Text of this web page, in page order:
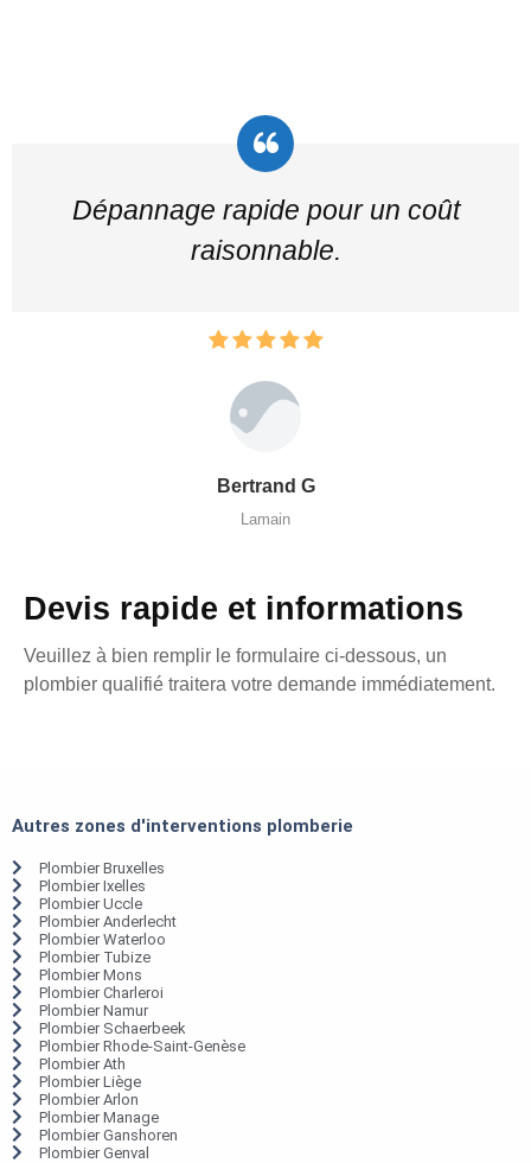
Dépannage rapide pour un coût
raisonnable.
Bertrand G
Lamain
Devis rapide et informations
Veuillez à bien remplir le formulaire ci-dessous, un
plombier qualifié traitera votre demande immédiatement.
Autres zones d'interventions plomberie
Plombier Bruxelles
Plombier Ixelles
Plombier Uccle
Plombier Anderlecht
Plombier Waterloo
Plombier Tubize
Plombier Mons
Plombier Charleroi
Plombier Namur
Plombier Schaerbeek
Plombier Rhode-Saint-Genèse
Plombier Ath
Plombier Liège
Plombier Arlon
Plombier Manage
Plombier Ganshoren
Plombier Genval